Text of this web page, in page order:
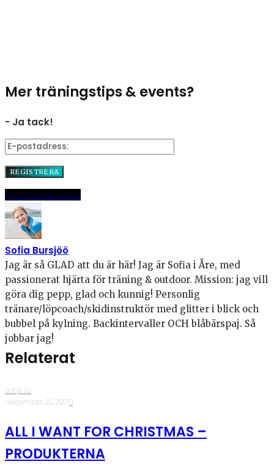
Mer träningstips & events?
- Ja tack!
DelaPinnaE-post
Sofia Bursjöö
Jag är så GLAD att du är här! Jag är Sofia i Åre, med
passionerat hjärta för träning & outdoor. Mission: jag vill
göra dig pepp, glad och kunnig! Personlig
tränare/löpcoach/skidinstruktör med glitter i blick och
bubbel på kylning. Backintervaller OCH blåbärspaj. Så
jobbar jag!
Relaterat
Sofys liv
·december 20, 2017·0
ALL I WANT FOR CHRISTMAS –
PRODUKTERNA